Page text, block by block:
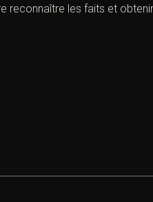
reconnaître les faits et obtenir